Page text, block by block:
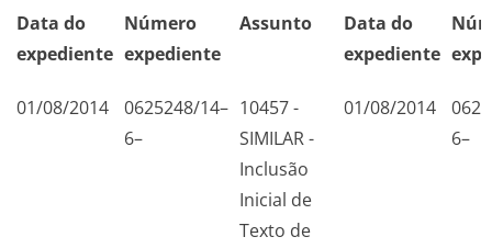
Data do
expediente
Número
expediente
Assunto
Data do
expediente
01/08/2014
0625248/14–
6–
10457 -
SIMILAR -
Inclusão
Inicial de
Texto de
01/08/2014
6–